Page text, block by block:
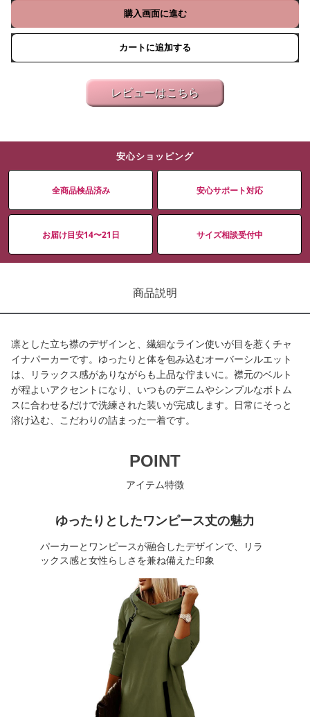
購入画面に進む
カートに追加する
レビューはこちら
安心ショッピング
全商品検品済み 安心サポート対応
お届け目安14〜21日 サイズ相談受付中
商品説明
凛とした立ち襟のデザインと、繊細なライン使いが目を惹くチャ
イナパーカーです。ゆったりと体を包み込むオーバーシルエット
は、リラックス感がありながらも上品な佇まいに。襟元のベルト
が程よいアクセントになり、いつものデニムやシンプルなボトム
スに合わせるだけで洗練された装いが完成します。日常にそっと
溶け込む、こだわりの詰まった一着です。
POINT
アイテム特徴
ゆったりとしたワンピース丈の魅力
パーカーとワンピースが融合したデザインで、リラ
ックス感と女性らしさを兼ね備えた印象